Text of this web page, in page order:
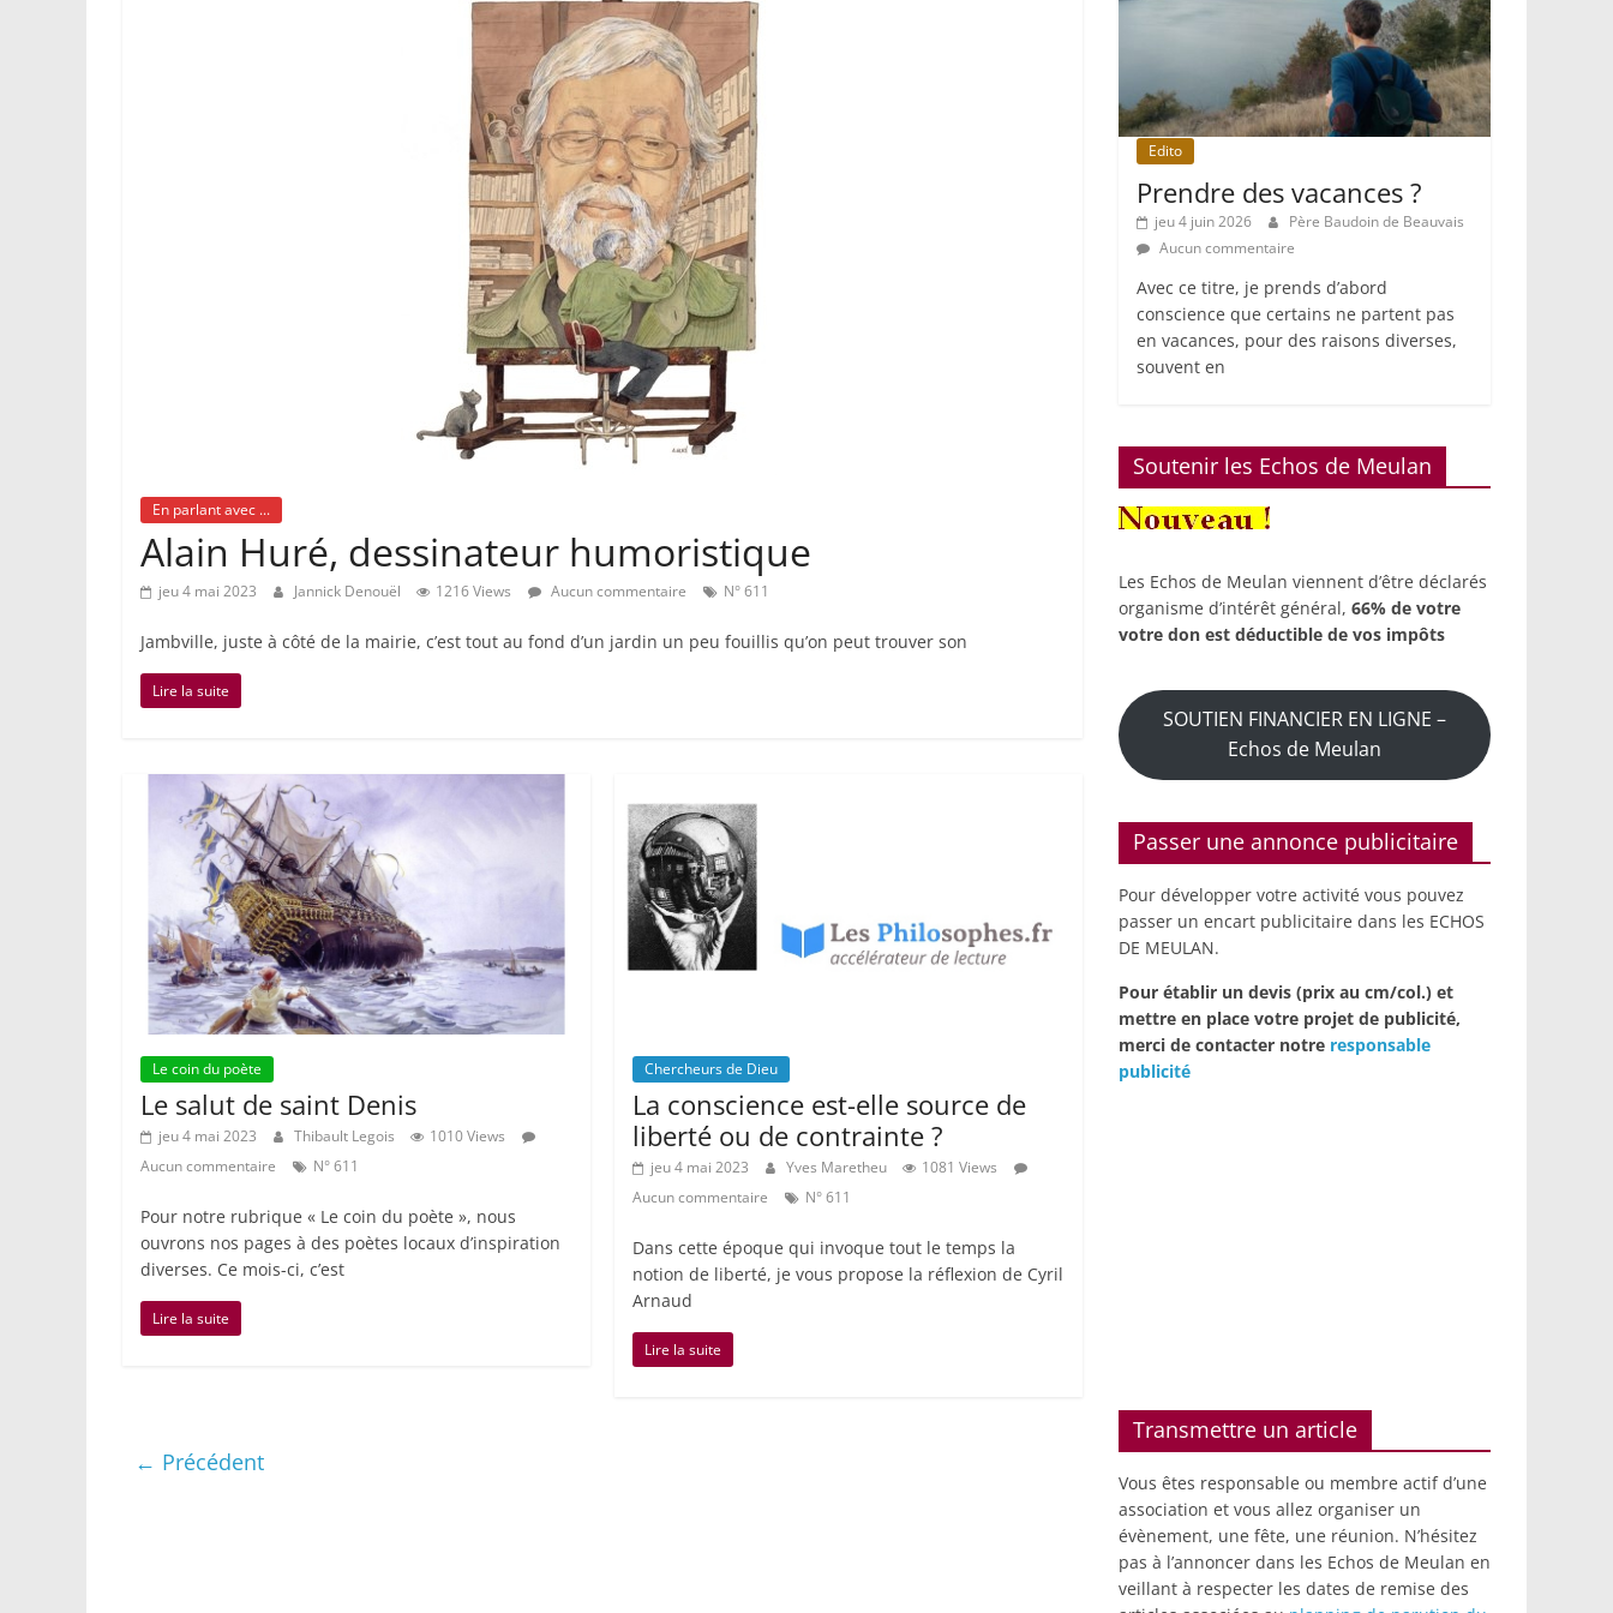
En parlant avec ...
Alain Huré, dessinateur humoristique
jeu 4 mai 2023 Jannick Denouël 1216 Views Aucun commentaire N° 611
Jambville, juste à côté de la mairie, c’est tout au fond d’un jardin un peu fouillis qu’on peut trouver son
Lire la suite
Le coin du poète
Le salut de saint Denis
jeu 4 mai 2023 Thibault Legois
1010 Views
Aucun commentaire
N° 611
Pour notre rubrique « Le coin du poète », nous
ouvrons nos pages à des poètes locaux d’inspiration
diverses. Ce mois-ci, c’est
Lire la suite
Chercheurs de Dieu
La conscience est-elle source de
liberté ou de contrainte ?
jeu 4 mai 2023 Yves Maretheu
1081 Views
Aucun commentaire
N° 611
Dans cette époque qui invoque tout le temps la
notion de liberté, je vous propose la réflexion de Cyril
Arnaud
Lire la suite
← Précédent
Edito
Prendre des vacances ?
jeu 4 juin 2026
Père Baudoin de Beauvais
Aucun commentaire
Avec ce titre, je prends d’abord
conscience que certains ne partent pas
en vacances, pour des raisons diverses,
souvent en
Soutenir les Echos de Meulan
Les Echos de Meulan viennent d’être déclarés
organisme d’intérêt général, 66% de votre
votre don est déductible de vos impôts
SOUTIEN FINANCIER EN LIGNE –
Echos de Meulan
Passer une annonce publicitaire
Pour développer votre activité vous pouvez
passer un encart publicitaire dans les ECHOS
DE MEULAN.
Pour établir un devis (prix au cm/col.) et
mettre en place votre projet de publicité,
merci de contacter notre responsable
publicité
Transmettre un article
Vous êtes responsable ou membre actif d’une
association et vous allez organiser un
évènement, une fête, une réunion. N’hésitez
pas à l’annoncer dans les Echos de Meulan en
veillant à respecter les dates de remise des